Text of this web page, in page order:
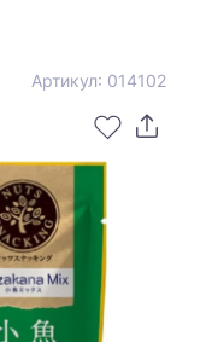
Артикул: 014102